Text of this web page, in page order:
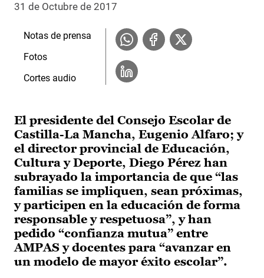
31 de Octubre de 2017
El presidente del Consejo Escolar de
Castilla-La Mancha, Eugenio Alfaro; y
el director provincial de Educación,
Cultura y Deporte, Diego Pérez han
subrayado la importancia de que “las
familias se impliquen, sean próximas,
y participen en la educación de forma
responsable y respetuosa”, y han
pedido “confianza mutua” entre
AMPAS y docentes para “avanzar en
un modelo de mayor éxito escolar”.
Notas de prensa
Fotos
Cortes audio